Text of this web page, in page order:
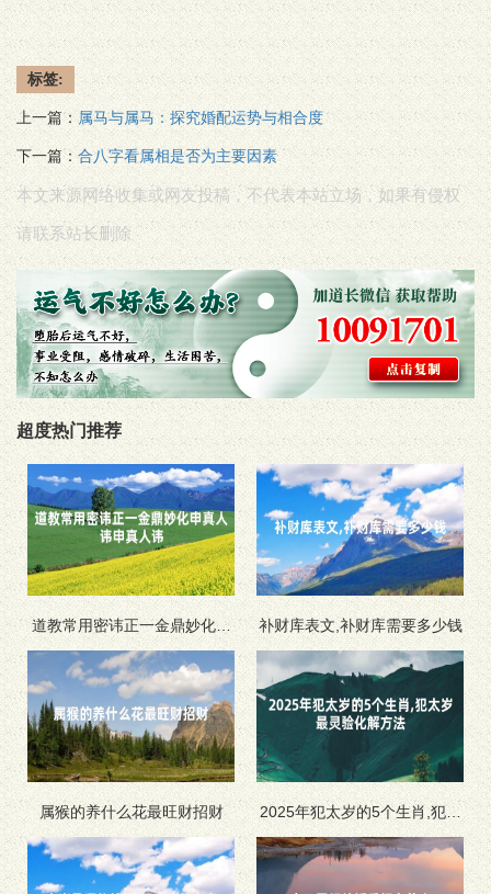
标签:
上一篇：属马与属马：探究婚配运势与相合度
下一篇： 合八字看属相是否为主要因素
本文来源网络收集或网友投稿，不代表本站立场，如果有侵权
请联系站长删除
超度热门推荐
道教常用密讳正一金鼎妙化申
真人讳申真人讳
补财库表文,补财库需要多少钱
属猴的养什么花最旺财招财
2025年犯太岁的5个生肖,犯太
岁最灵验化解方法